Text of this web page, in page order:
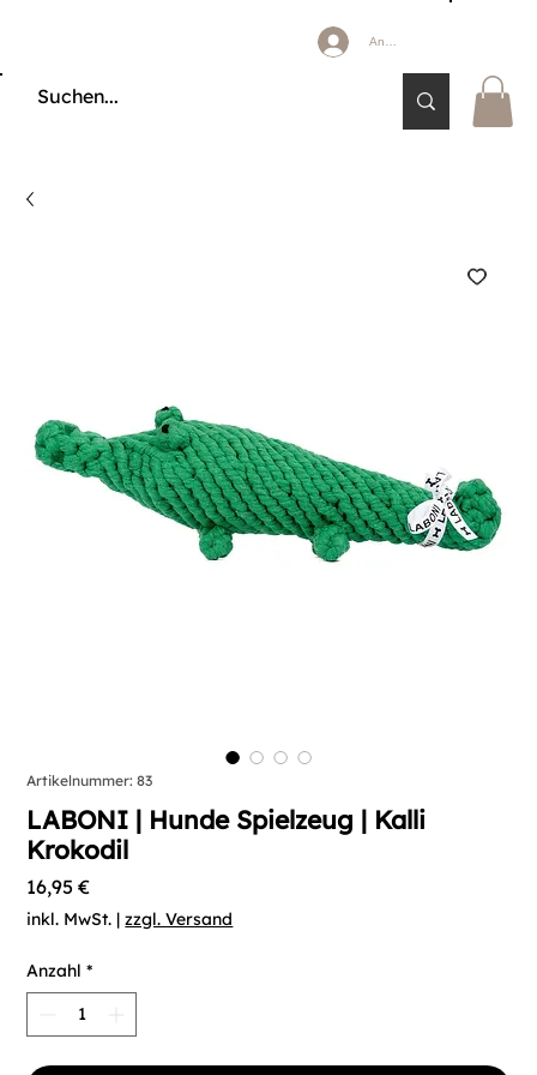
Anmelden
Artikelnummer: 83
LABONI | Hunde Spielzeug | Kalli
Krokodil
16,95 €Preis
inkl. MwSt. |zzgl. Versand
Anzahl *